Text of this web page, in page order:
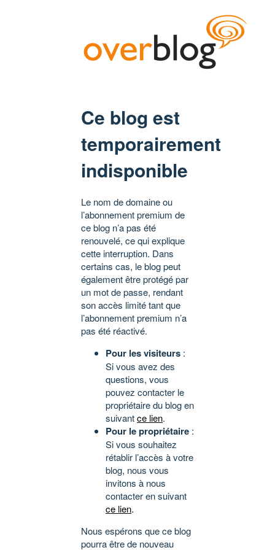
Ce blog est
temporairement
indisponible
Le nom de domaine ou
l’abonnement premium de
ce blog n’a pas été
renouvelé, ce qui explique
cette interruption. Dans
certains cas, le blog peut
également être protégé par
un mot de passe, rendant
son accès limité tant que
l’abonnement premium n’a
pas été réactivé.
Pour les visiteurs :
Si vous avez des
questions, vous
pouvez contacter le
propriétaire du blog en
suivantce lien.
Pour le propriétaire :
Si vous souhaitez
rétablir l’accès à votre
blog, nous vous
invitons à nous
contacter en suivant
ce lien.
Nous espérons que ce blog
pourra être de nouveau